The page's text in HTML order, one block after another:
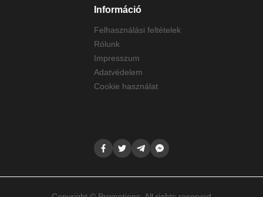
Információ
Felhasználási feltételek
Rólunk
Impresszum
Adatvédelem
Cookie használat